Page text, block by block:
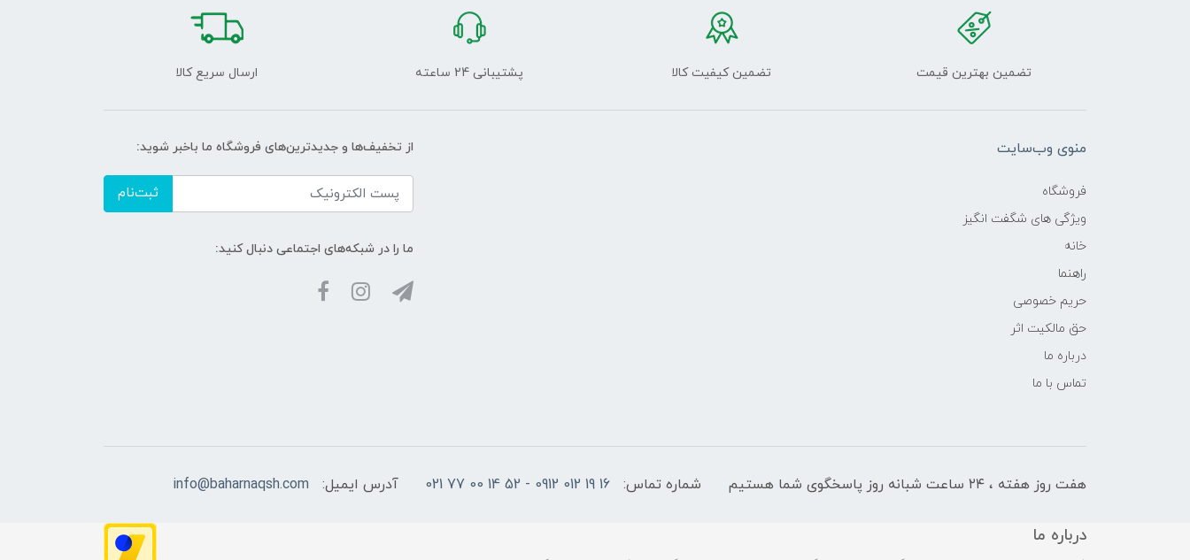
تضمین بهترین قیمت تضمین کیفیت کالا پشتیبانی 24 ساعته ارسال سریع کالا
منوی وب‌سایت
فروشگاه
ویژگی های شگفت انگیز
خانه
راهنما
حریم خصوصی
حق مالکیت اثر
درباره ما
تماس با ما
از تخفیف‌ها و جدیدترین‌های فروشگاه ما باخبر شوید:
ثبت‌نام
ما را در شبکه‌های اجتماعی دنبال کنید:
هفت روز هفته ، ۲۴ ساعت شبانه‌ روز پاسخگوی شما هستیم شماره تماس: 16 19 012 0912 - 52 14 00 77 021 آدرس ایمیل: info@baharnaqsh.com
درباره ما